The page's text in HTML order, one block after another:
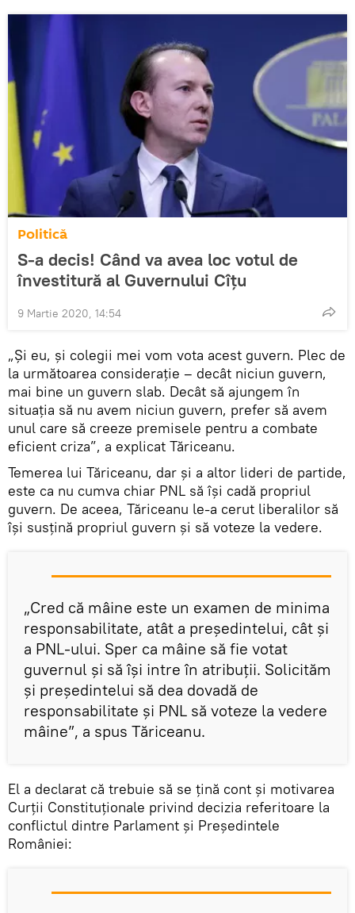
Politică
S-a decis! Când va avea loc votul de
învestitură al Guvernului Cîțu
9 Martie 2020, 14:54
„Și eu, și colegii mei vom vota acest guvern. Plec de
la următoarea considerație – decât niciun guvern,
mai bine un guvern slab. Decât să ajungem în
situația să nu avem niciun guvern, prefer să avem
unul care să creeze premisele pentru a combate
eficient criza”, a explicat Tăriceanu.
Temerea lui Tăriceanu, dar și a altor lideri de partide,
este ca nu cumva chiar PNL să își cadă propriul
guvern. De aceea, Tăriceanu le-a cerut liberalilor să
își susțină propriul guvern și să voteze la vedere.
„Cred că mâine este un examen de minima
responsabilitate, atât a președintelui, cât și
a PNL-ului. Sper ca mâine să fie votat
guvernul și să își intre în atribuții. Solicităm
și președintelui să dea dovadă de
responsabilitate și PNL să voteze la vedere
mâine”, a spus Tăriceanu.
El a declarat că trebuie să se țină cont și motivarea
Curții Constituționale privind decizia referitoare la
conflictul dintre Parlament și Președintele
României: